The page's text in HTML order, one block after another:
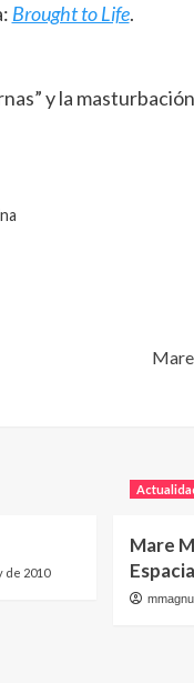
Brought to Life.
y la
de 2010
Mare